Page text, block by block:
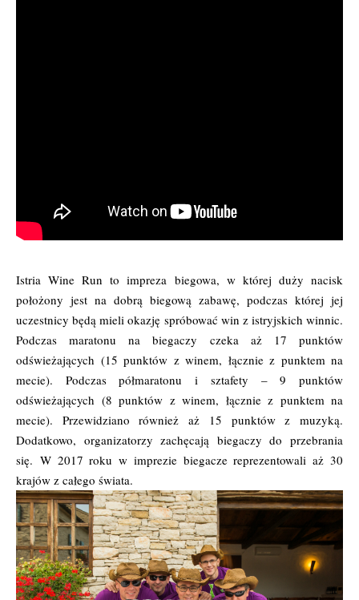
Istria Wine Run to impreza biegowa, w której duży nacisk
położony jest na dobrą biegową zabawę, podczas której jej
uczestnicy będą mieli okazję spróbować win z istryjskich winnic.
Podczas maratonu na biegaczy czeka aż 17 punktów
odświeżających (15 punktów z winem, łącznie z punktem na
mecie). Podczas półmaratonu i sztafety – 9 punktów
odświeżających (8 punktów z winem, łącznie z punktem na
mecie). Przewidziano również aż 15 punktów z muzyką.
Dodatkowo, organizatorzy zachęcają biegaczy do przebrania
się. W 2017 roku w imprezie biegacze reprezentowali aż 30
krajów z całego świata.